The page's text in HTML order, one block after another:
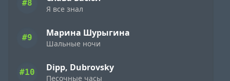
#8
Я все знал
#9 Марина Шурыгина
Шальные ночи
#10 Dipp, Dubrovsky
Песочные часы